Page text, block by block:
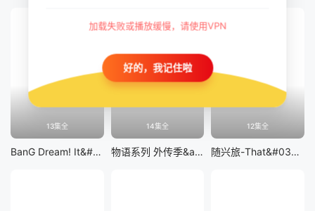
13集全
BanG Dream! It&#039;s MyGO!!!!!
14集全
物语系列 外传季&amp;怪物季
12集全
随兴旅-That&#039;s Journey-
加载失败或播放缓慢，请使用VPN
好的，我记住啦